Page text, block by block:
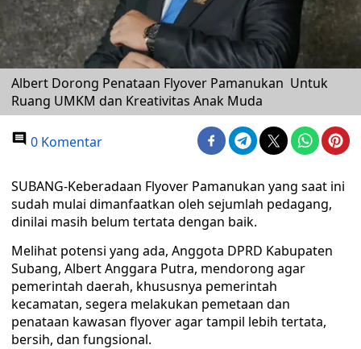
Albert Dorong Penataan Flyover Pamanukan Untuk
Ruang UMKM dan Kreativitas Anak Muda
0 Komentar
SUBANG-Keberadaan Flyover Pamanukan yang saat ini
sudah mulai dimanfaatkan oleh sejumlah pedagang,
dinilai masih belum tertata dengan baik.
Melihat potensi yang ada, Anggota DPRD Kabupaten
Subang, Albert Anggara Putra, mendorong agar
pemerintah daerah, khususnya pemerintah
kecamatan, segera melakukan pemetaan dan
penataan kawasan flyover agar tampil lebih tertata,
bersih, dan fungsional.